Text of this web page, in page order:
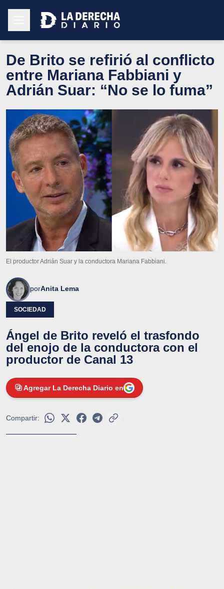
De Brito se refirió al conflicto
entre Mariana Fabbiani y
Adrián Suar: “No se lo fuma”
El productor Adrián Suar y la conductora Mariana Fabbiani.
porAnita Lema
SOCIEDAD
Ángel de Brito reveló el trasfondo
del enojo de la conductora con el
productor de Canal 13
Agregar La Derecha Diario en
Compartir: